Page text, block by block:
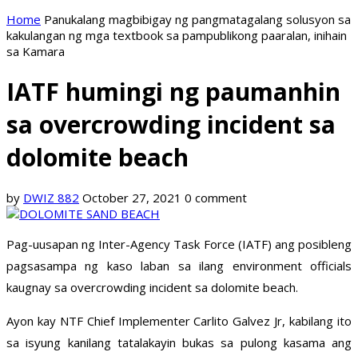
Home Panukalang magbibigay ng pangmatagalang solusyon sa
kakulangan ng mga textbook sa pampublikong paaralan, inihain
sa Kamara
IATF humingi ng paumanhin
sa overcrowding incident sa
dolomite beach
by DWIZ 882 October 27, 2021 0 comment
Pag-uusapan ng Inter-Agency Task Force (IATF) ang posibleng
pagsasampa ng kaso laban sa ilang environment officials
kaugnay sa overcrowding incident sa dolomite beach.
Ayon kay NTF Chief Implementer Carlito Galvez Jr, kabilang ito
sa isyung kanilang tatalakayin bukas sa pulong kasama ang